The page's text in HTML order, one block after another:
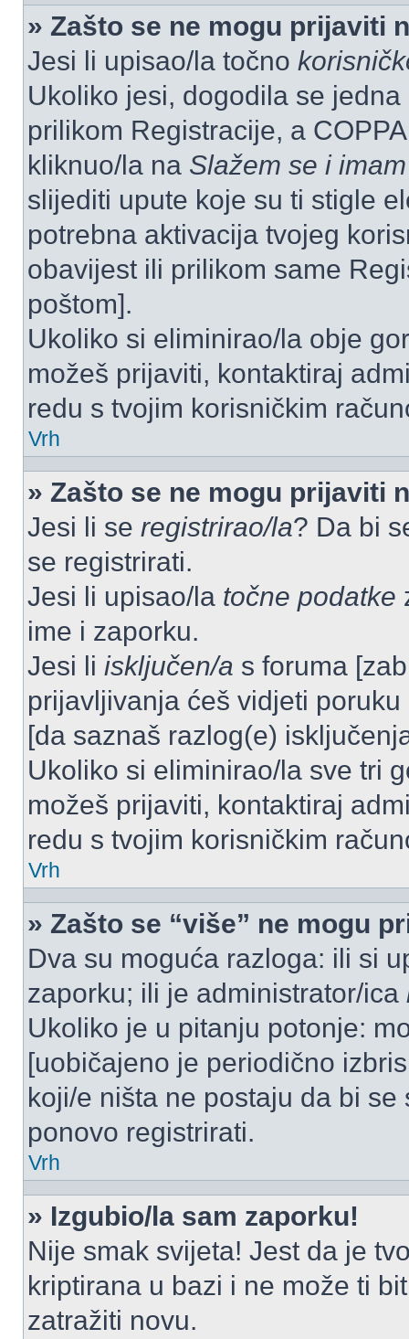
» Zašto se ne mogu prijaviti
Jesi li upisao/la točno
Ukoliko jesi, dogodila se
prilikom Registracije, a
kliknuo/la na Slažem se i
slijediti upute koje su ti stigle
potrebna aktivacija tvojeg
obavijest ili prilikom same
poštom].
Ukoliko si eliminirao/la obje
možeš prijaviti, kontaktiraj
redu s tvojim korisničkim
Vrh
» Zašto se ne mogu prijaviti
Jesi li se registrirao/la? Da bi
se registrirati.
Jesi li upisao/la točne podatke
ime i zaporku.
Jesi li isključen/a s foruma
prijavljivanja ćeš vidjeti
[da saznaš razlog(e)
Ukoliko si eliminirao/la sve tri
možeš prijaviti, kontaktiraj
redu s tvojim korisničkim
Vrh
» Zašto se “više” ne mogu
Dva su moguća razloga: ili si
zaporku; ili je administrator/ica
Ukoliko je u pitanju potonje:
[uobičajeno je periodično
koji/e ništa ne postaju da bi
ponovo registrirati.
Vrh
» Izgubio/la sam zaporku!
Nije smak svijeta! Jest da je
kriptirana u bazi i ne može ti
zatražiti novu.